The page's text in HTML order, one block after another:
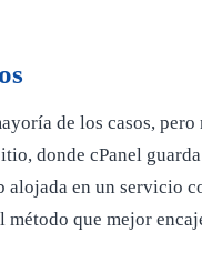
de los casos,
donde cPanel
en un servicio
que mejor